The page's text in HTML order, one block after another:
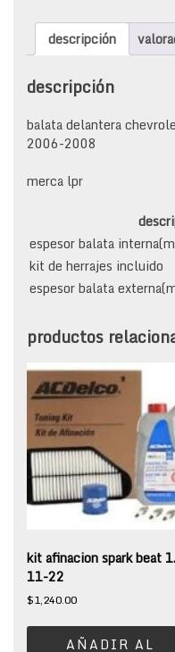
2011,
pontiac
2006-
cantidad
descripción
descripción
balata delantera
2006-2008
merca lpr
espesor balata
kit de herrajes incluido
espesor balata
productos
kit afinacion spark beat
11-22
$1,240.00
AÑADIR AL